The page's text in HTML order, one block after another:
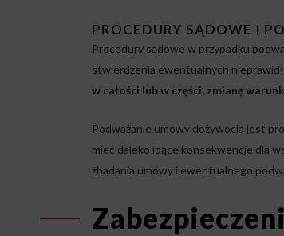
PROCEDURY SĄDOWE I
Procedury sądowe w przypadku
stwierdzenia ewentualnych
w całości lub w części, zmianę
Podważanie umowy dożywocia jest
mieć daleko idące konsekwencje dla
zbadania umowy i ewentualnego